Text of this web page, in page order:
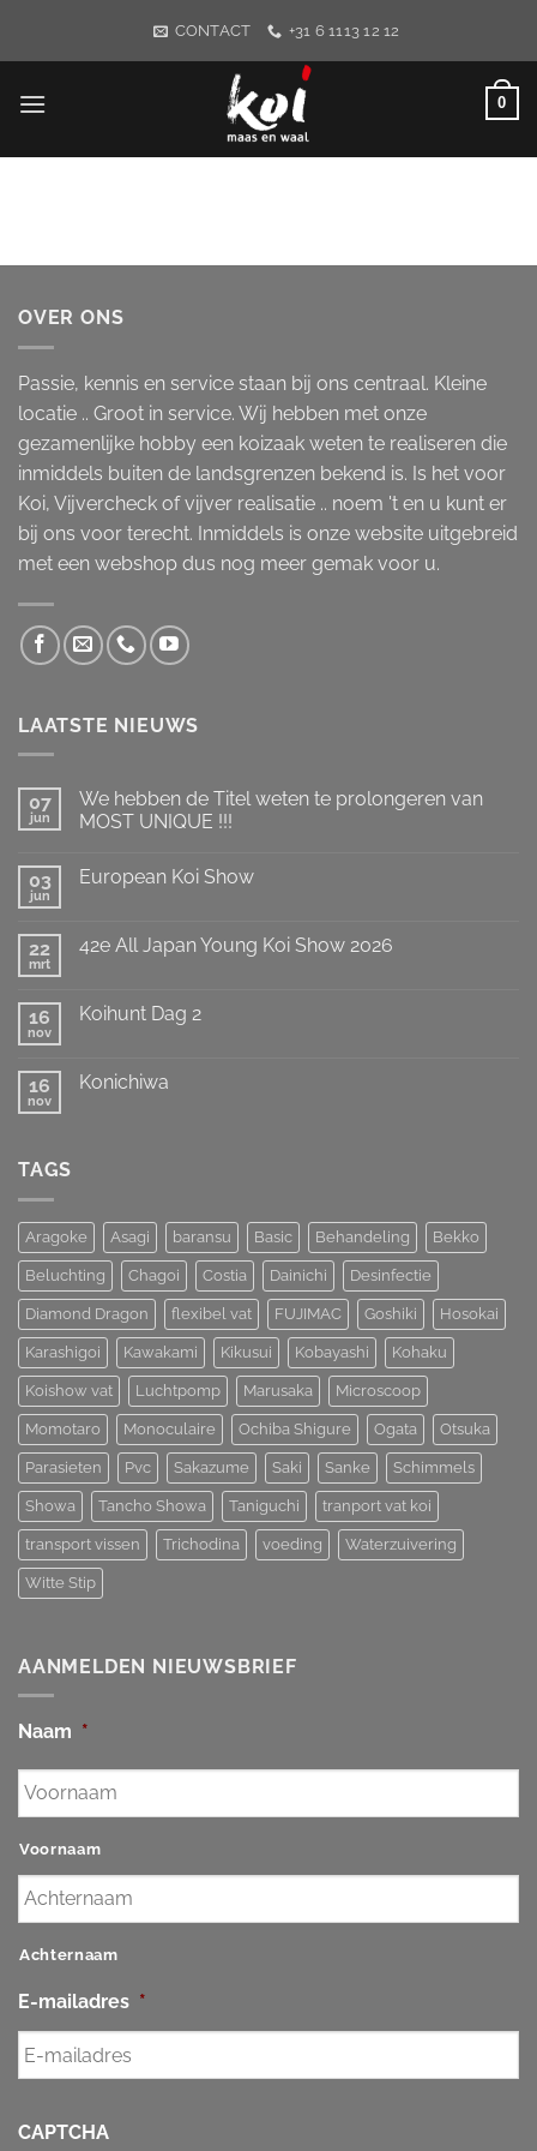
CONTACT +31 6 1113 12 12
0
OVER ONS
Passie, kennis en service staan bij ons centraal. Kleine
locatie .. Groot in service. Wij hebben met onze
gezamenlijke hobby een koizaak weten te realiseren die
inmiddels buiten de landsgrenzen bekend is. Is het voor
Koi, Vijvercheck of vijver realisatie .. noem 't en u kunt er
bij ons voor terecht. Inmiddels is onze website uitgebreid
met een webshop dus nog meer gemak voor u.
LAATSTE NIEUWS
07
jun
We hebben de Titel weten te prolongeren van
MOST UNIQUE !!!
op
Titel
weten
MOST
03
jun
European Koi Show
European
22
mrt
42e All Japan Young Koi Show 2026
42e
Koi
Show
16
nov
Koihunt Dag 2
Koihunt
16
nov
Konichiwa
TAGS
Aragoke Asagi baransu Basic Behandeling Bekko
Beluchting Chagoi Costia Dainichi Desinfectie
Diamond Dragon flexibel vat FUJIMAC Goshiki Hosokai
Karashigoi Kawakami Kikusui Kobayashi Kohaku
Koishow vat Luchtpomp Marusaka Microscoop
Momotaro Monoculaire Ochiba Shigure Ogata Otsuka
Parasieten Pvc Sakazume Saki Sanke Schimmels
Showa Tancho Showa Taniguchi tranport vat koi
transport vissen Trichodina voeding Waterzuivering
Witte Stip
AANMELDEN NIEUWSBRIEF
Naam *
Voornaam
Achternaam
E-mailadres *
CAPTCHA